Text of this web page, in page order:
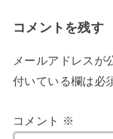
コメントを残す
メールアドレスが
付いている欄は必
コメント ※